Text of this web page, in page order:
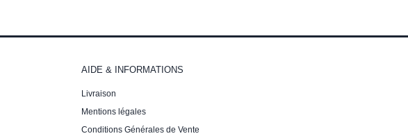
AIDE & INFORMATIONS
Livraison
Mentions légales
Conditions Générales de Vente